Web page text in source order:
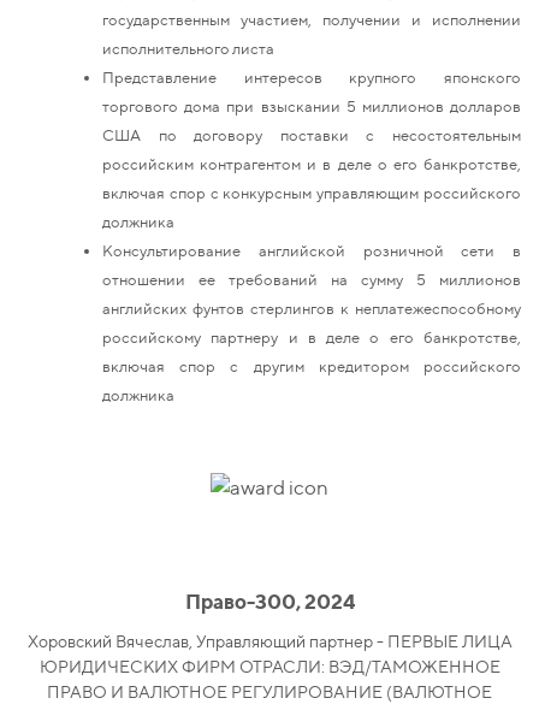
государственным участием, получении и исполнении
исполнительного листа
Представление интересов крупного японского
торгового дома при взыскании 5 миллионов долларов
США по договору поставки с несостоятельным
российским контрагентом и в деле о его банкротстве,
включая спор с конкурсным управляющим российского
должника
Консультирование английской розничной сети в
отношении ее требований на сумму 5 миллионов
английских фунтов стерлингов к неплатежеспособному
российскому партнеру и в деле о его банкротстве,
включая спор с другим кредитором российского
должника
Право-300, 2024
Хоровский Вячеслав, Управляющий партнер - ПЕРВЫЕ ЛИЦА
ЮРИДИЧЕСКИХ ФИРМ ОТРАСЛИ: ВЭД/ТАМОЖЕННОЕ
ПРАВО И ВАЛЮТНОЕ РЕГУЛИРОВАНИЕ (ВАЛЮТНОЕ